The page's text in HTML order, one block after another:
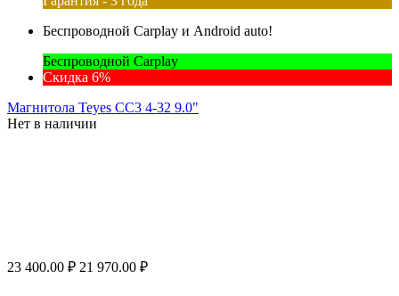
Беспроводной Carplay и Android auto!
Беспроводной Carplay
Скидка 6%
Магнитола Teyes CC3 4-32 9.0"
Нет в наличии
23 400.00 ₽ 21 970.00 ₽